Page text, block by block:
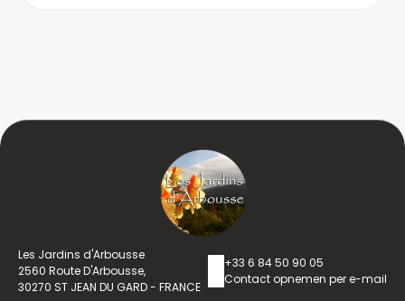
Les Jardins d'Arbousse
2560 Route D'Arbousse,
30270 ST JEAN DU GARD - FRANCE
+33 6 84 50 90 05
Contact opnemen per e-mail